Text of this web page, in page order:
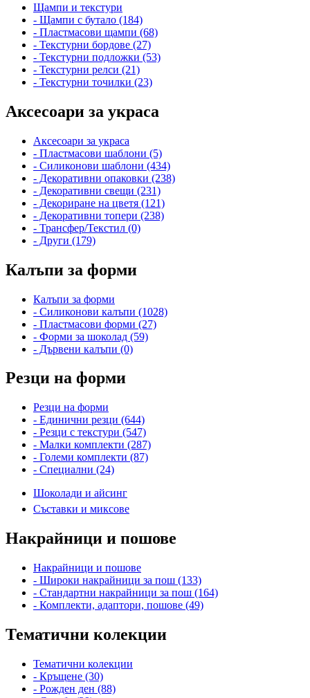
Щампи и текстури
- Щампи с бутало (184)
- Пластмасови щампи (68)
- Текстурни бордове (27)
- Текстурни подложки (53)
- Текстурни релси (21)
- Текстурни точилки (23)
Аксесоари за украса
Аксесоари за украса
- Пластмасови шаблони (5)
- Силиконови шаблони (434)
- Декоративни опаковки (238)
- Декоративни свещи (231)
- Декориране на цветя (121)
- Декоративни топери (238)
- Трансфер/Текстил (0)
- Други (179)
Калъпи за форми
Калъпи за форми
- Силиконови калъпи (1028)
- Пластмасови форми (27)
- Форми за шоколад (59)
- Дървени калъпи (0)
Резци на форми
Резци на форми
- Единични резци (644)
- Резци с текстури (547)
- Малки комплекти (287)
- Големи комплекти (87)
- Специални (24)
Шоколади и айсинг
Съставки и миксове
Накрайници и пошове
Накрайници и пошове
- Широки накрайници за пош (133)
- Стандартни накрайници за пош (164)
- Комплекти, адаптори, пошове (49)
Тематични колекции
Тематични колекции
- Кръщене (30)
- Рожден ден (88)